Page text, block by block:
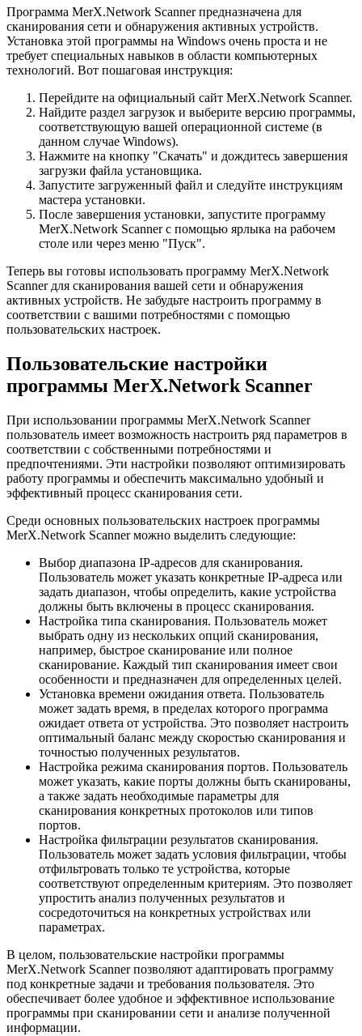
Программа MerX.Network Scanner предназначена для
сканирования сети и обнаружения активных устройств.
Установка этой программы на Windows очень проста и не
требует специальных навыков в области компьютерных
технологий. Вот пошаговая инструкция:
Перейдите на официальный сайт MerX.Network Scanner.
Найдите раздел загрузок и выберите версию программы,
соответствующую вашей операционной системе (в
данном случае Windows).
Нажмите на кнопку "Скачать" и дождитесь завершения
загрузки файла установщика.
Запустите загруженный файл и следуйте инструкциям
мастера установки.
После завершения установки, запустите программу
MerX.Network Scanner с помощью ярлыка на рабочем
столе или через меню "Пуск".
Теперь вы готовы использовать программу MerX.Network
Scanner для сканирования вашей сети и обнаружения
активных устройств. Не забудьте настроить программу в
соответствии с вашими потребностями с помощью
пользовательских настроек.
Пользовательские настройки
программы MerX.Network Scanner
При использовании программы MerX.Network Scanner
пользователь имеет возможность настроить ряд параметров в
соответствии с собственными потребностями и
предпочтениями. Эти настройки позволяют оптимизировать
работу программы и обеспечить максимально удобный и
эффективный процесс сканирования сети.
Среди основных пользовательских настроек программы
MerX.Network Scanner можно выделить следующие:
Выбор диапазона IP-адресов для сканирования.
Пользователь может указать конкретные IP-адреса или
задать диапазон, чтобы определить, какие устройства
должны быть включены в процесс сканирования.
Настройка типа сканирования. Пользователь может
выбрать одну из нескольких опций сканирования,
например, быстрое сканирование или полное
сканирование. Каждый тип сканирования имеет свои
особенности и предназначен для определенных целей.
Установка времени ожидания ответа. Пользователь
может задать время, в пределах которого программа
ожидает ответа от устройства. Это позволяет настроить
оптимальный баланс между скоростью сканирования и
точностью полученных результатов.
Настройка режима сканирования портов. Пользователь
может указать, какие порты должны быть сканированы,
а также задать необходимые параметры для
сканирования конкретных протоколов или типов
портов.
Настройка фильтрации результатов сканирования.
Пользователь может задать условия фильтрации, чтобы
отфильтровать только те устройства, которые
соответствуют определенным критериям. Это позволяет
упростить анализ полученных результатов и
сосредоточиться на конкретных устройствах или
параметрах.
В целом, пользовательские настройки программы
MerX.Network Scanner позволяют адаптировать программу
под конкретные задачи и требования пользователя. Это
обеспечивает более удобное и эффективное использование
программы при сканировании сети и анализе полученной
информации.